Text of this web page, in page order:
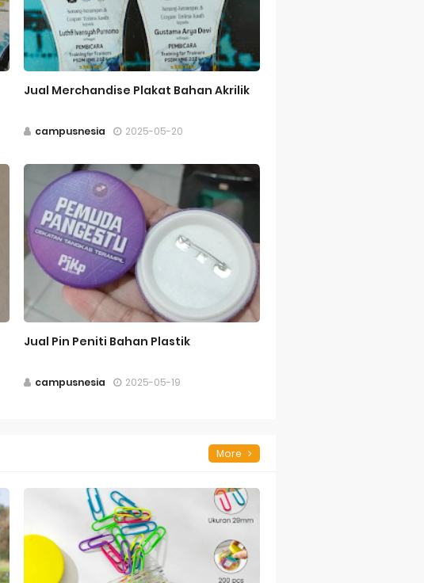
Jual Merchandise Plakat Bahan Akrilik
campusnesia 2025-05-20
Jual Pin Peniti Bahan Plastik
campusnesia 2025-05-19
More